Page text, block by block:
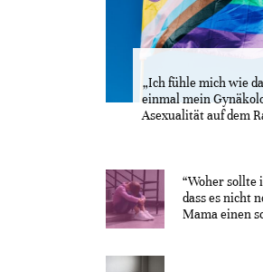
„Ich fühle mich wie
einmal mein
Asexualität auf dem
“Woher sollte
dass es nicht
Mama einen